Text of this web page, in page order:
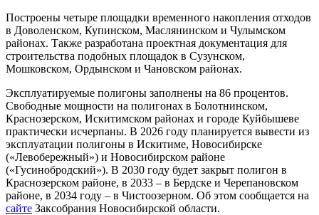
Построены четыре площадки временного накопления отходов
в Доволенском, Купинском, Маслянинском и Чулымском
районах. Также разработана проектная документация для
строительства подобных площадок в Сузунском,
Мошковском, Ордынском и Чановском районах.
Эксплуатируемые полигоны заполнены на 86 процентов.
Свободные мощности на полигонах в Болотнинском,
Краснозерском, Искитимском районах и городе Куйбышеве
практически исчерпаны. В 2026 году планируется вывести из
эксплуатации полигоны в Искитиме, Новосибирске
(«Левобережный») и Новосибирском районе
(«Гусинобродский»). В 2030 году будет закрыт полигон в
Краснозерском районе, в 2033 – в Бердске и Черепановском
районе, в 2034 году – в Чистоозерном. Об этом сообщается на
сайте Заксобрания Новосибирской области.